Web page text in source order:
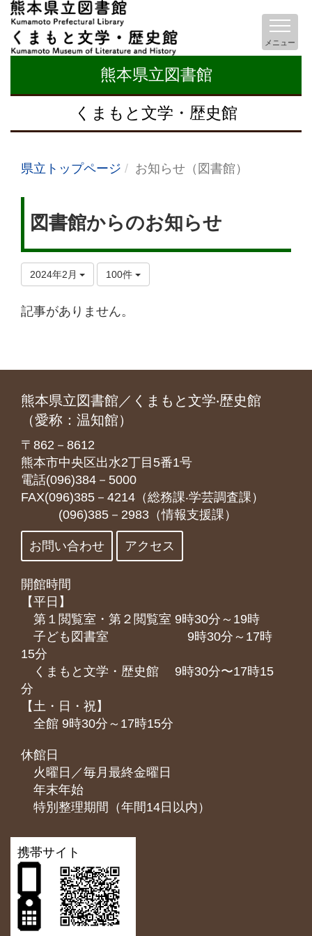
熊本県立図書館
くまもと文学・歴史館
メニュー
県立トップページ お知らせ（図書館）
図書館からのお知らせ
2024年2月 100件
記事がありません。
熊本県立図書館／くまもと文学‧歴史館
（愛称：温知館）
〒862－8612
熊本市中央区出水2丁目5番1号
電話(096)384－5000
FAX(096)385－4214（総務課‧学芸調査課）
(096)385－2983（情報支援課）
お問い合わせ アクセス
開館時間
【平日】
第１閲覧室・第２閲覧室 9時30分～19時
子ども図書室 9時30分～17時
15分
くまもと⽂学・歴史館 9時30分〜17時15
分
【土・日・祝】
全館 9時30分～17時15分
休館日
火曜日／毎月最終金曜日
年末年始
特別整理期間（年間14日以内）
携帯サイト